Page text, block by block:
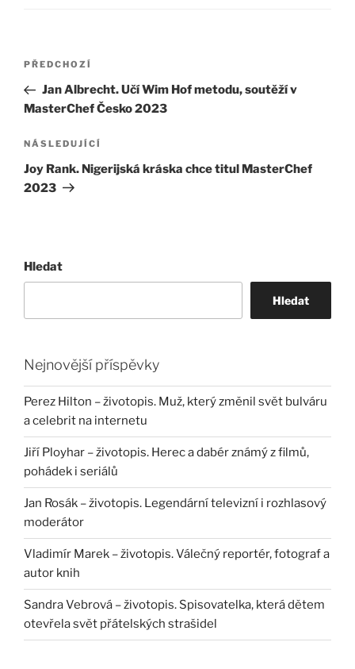
Navigace
příspěvek
Předchozí
příspěvek
PŘEDCHOZÍ
Jan Albrecht. Učí Wim Hof metodu, soutěží v
MasterChef Česko 2023
Následující
příspěvek
NÁSLEDUJÍCÍ
Joy Rank. Nigerijská kráska chce titul MasterChef
2023
Hledat
Hledat
Nejnovější příspěvky
Perez Hilton – životopis. Muž, který změnil svět bulváru
a celebrit na internetu
Jiří Ployhar – životopis. Herec a dabér známý z filmů,
pohádek i seriálů
Jan Rosák – životopis. Legendární televizní i rozhlasový
moderátor
Vladimír Marek – životopis. Válečný reportér, fotograf a
autor knih
Sandra Vebrová – životopis. Spisovatelka, která dětem
otevřela svět přátelských strašidel